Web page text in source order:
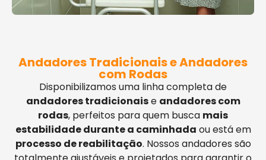
Andadores Tradicionais e Andadores
com Rodas
Disponibilizamos uma linha completa de
andadores tradicionaise andadores com
rodas, perfeitos para quem busca mais
estabilidade durante a caminhada ou está em
processo de reabilitação. Nossos andadores são